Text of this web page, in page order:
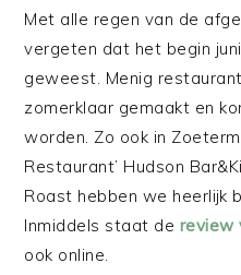
Met alle regen van de
vergeten dat het begin
geweest. Menig
zomerklaar gemaakt en
worden. Zo ook in
Restaurant’ Hudson
Roast hebben we heerlijk
Inmiddels staat de review
ook online.